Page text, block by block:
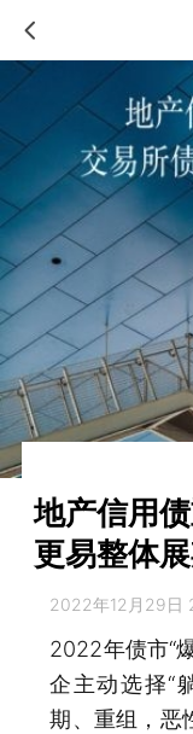
地产信用
更易整体
2022年12月29日
2022年债市“
企主动选择“
期、重组，恶